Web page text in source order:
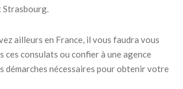
Strasbourg.
ailleurs en France, il vous faudra vous
ces consulats ou confier à une agence
démarches nécessaires pour obtenir votre